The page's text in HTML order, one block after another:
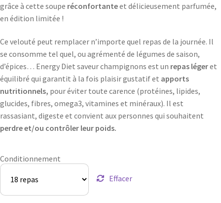
grâce à cette soupe réconfortanteet délicieusement parfumée,
en édition limitée !
Ce velouté peut remplacer n’importe quel repas de la journée. Il
se consomme tel quel, ou agrémenté de légumes de saison,
d’épices… Energy Diet saveur champignons est un repas légeret
équilibré qui garantit à la fois plaisir gustatif et apports
nutritionnels, pour éviter toute carence (protéines, lipides,
glucides, fibres, omega3, vitamines et minéraux). Il est
rassasiant, digeste et convient aux personnes qui souhaitent
perdre et/ou contrôler leur poids.
Conditionnement
Effacer